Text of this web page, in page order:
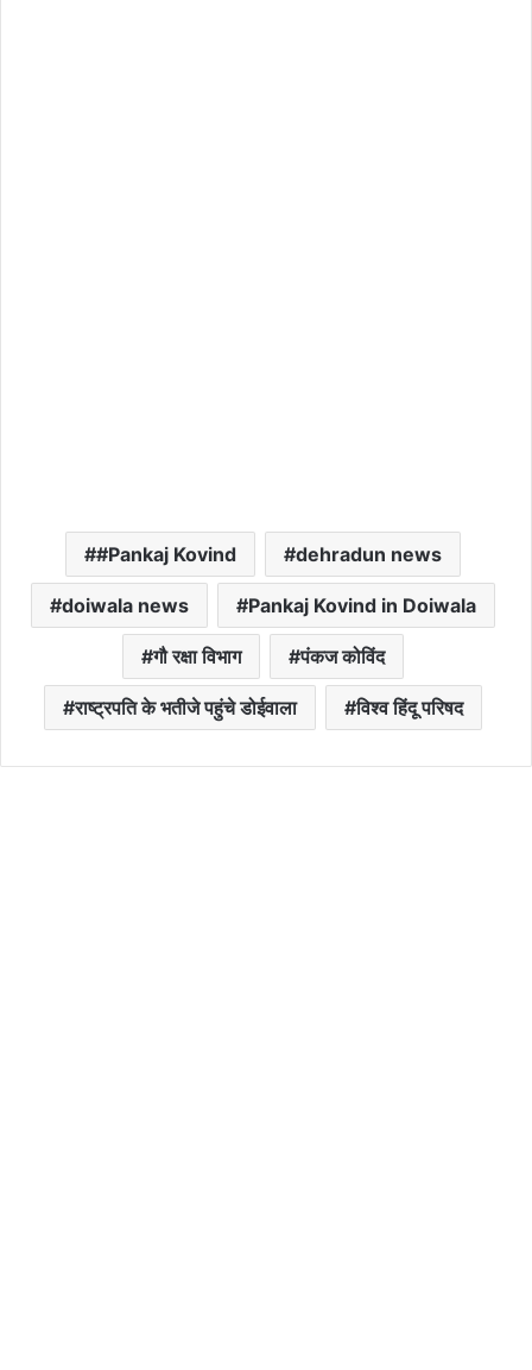
#Pankaj Kovind dehradun news
doiwala news Pankaj Kovind in Doiwala
गौ रक्षा विभाग पंकज कोविंद
राष्ट्रपति के भतीजे पहुंचे डोईवाला विश्व हिंदू परिषद